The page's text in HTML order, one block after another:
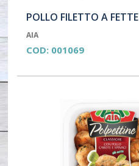
POLLO FILETTO A FETTE
AIA
COD: 001069